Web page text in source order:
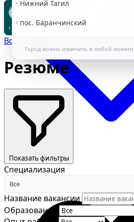
Нижний Тагил
пос. Баранчинский
Город можно изменить в любой момент
Все объявления
Резюме
Специализация
Все
Название вакансии
Образование
Показать фильтры